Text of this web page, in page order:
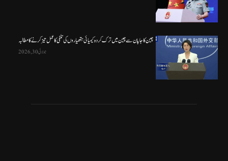
چین کا جاپان سے چین میں ترک کردہ کیمیائی ہتھیاروں کی تلفی کا عمل تیز کرنے کا مطالبہ
جولائی 30, 2026